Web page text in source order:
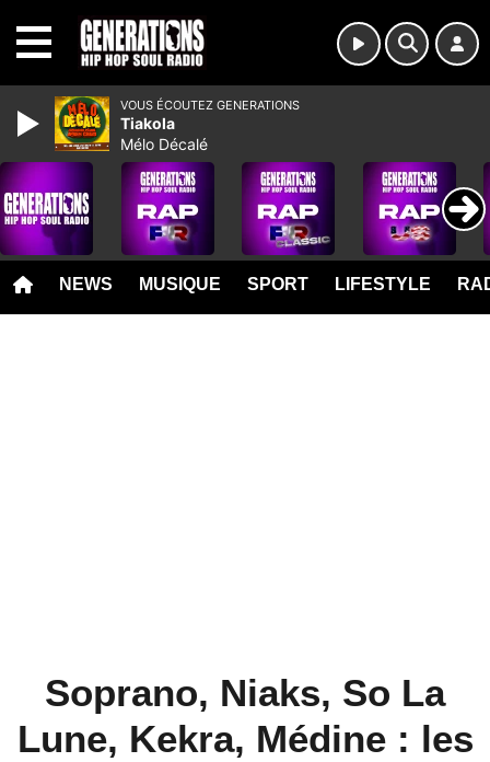
NEWS MUSIQUE SPORT LIFESTYLE
Soprano, Niaks, So La
Lune, Kekra, Médine : les
VOUS ÉCOUTEZ GENERATIONS
Tiakola
Mélo Décalé